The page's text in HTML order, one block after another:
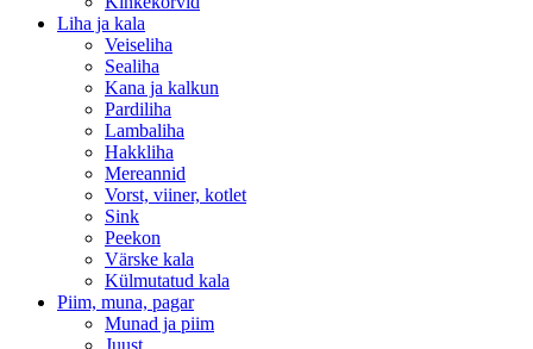
Liha ja kala
Veiseliha
Sealiha
Kana ja kalkun
Pardiliha
Lambaliha
Hakkliha
Mereannid
Vorst, viiner, kotlet
Sink
Peekon
Värske kala
Külmutatud kala
Piim, muna, pagar
Munad ja piim
Juust